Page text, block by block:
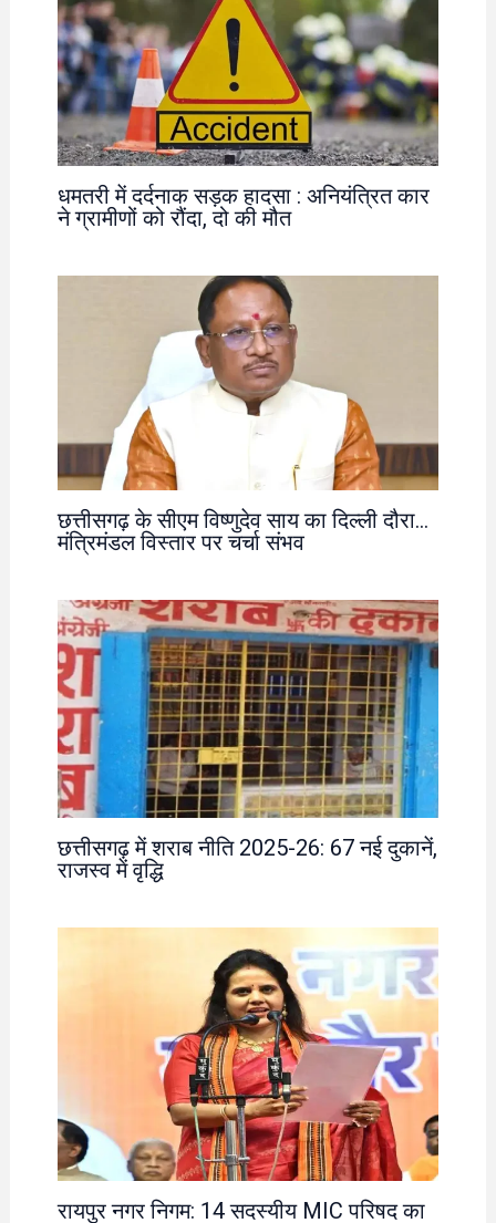
धमतरी में दर्दनाक सड़क हादसा : अनियंत्रित कार
ने ग्रामीणों को रौंदा, दो की मौत
छत्तीसगढ़ के सीएम विष्णुदेव साय का दिल्ली दौरा…
मंत्रिमंडल विस्तार पर चर्चा संभव
छत्तीसगढ़ में शराब नीति 2025-26: 67 नई दुकानें,
राजस्व में वृद्धि
रायपुर नगर निगम: 14 सदस्यीय MIC परिषद का